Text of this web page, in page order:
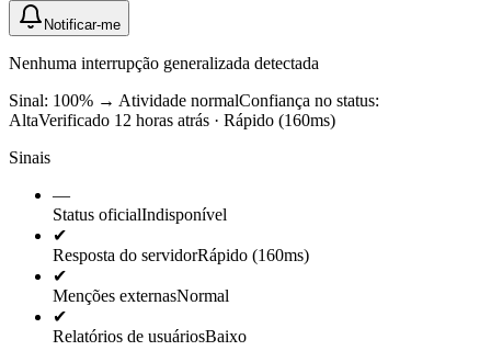
Notificar-me
Nenhuma interrupção generalizada detectada
Sinal: 100% → Atividade normalConfiança no status:
AltaVerificado 12 horas atrás · Rápido (160ms)
Sinais
—
Status oficialIndisponível
✔
Resposta do servidorRápido (160ms)
✔
Menções externasNormal
✔
Relatórios de usuáriosBaixo